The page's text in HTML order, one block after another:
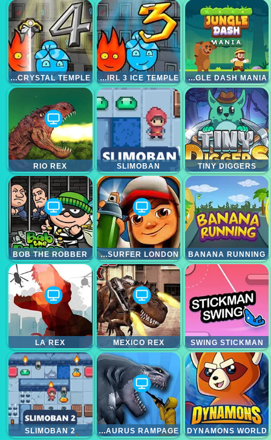
JUNGLE DASH MANIA
FIREBOY AND WATERGIRL 3 ICE TEMPLE
FIREBOY AND WATERGIRL 4 CRYSTAL TEMPLE
TINY DIGGERS
SLIMOBAN
RIO REX
BANANA RUNNING
SUBWAY SURFER LONDON
BOB THE ROBBER
SWING STICKMAN
MEXICO REX
LA REX
DYNAMONS WORLD
SHARKOSAURUS RAMPAGE
SLIMOBAN 2